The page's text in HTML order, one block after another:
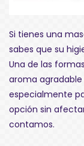
Si tienes una
sabes que su
Una de las
aroma
especialmente
opción sin
contamos.